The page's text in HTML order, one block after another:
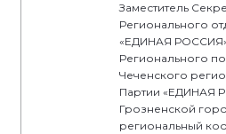
Заместитель
Регионального
«ЕДИНАЯ
Регионального
Чеченского
Партии «ЕДИНАЯ
Грозненской
региональный